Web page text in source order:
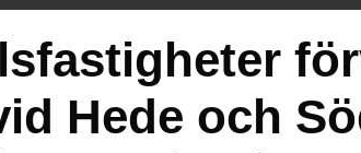
Hede och